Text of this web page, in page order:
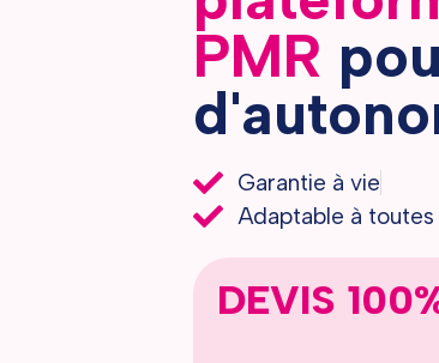
PMR
Garantie à vie
Adaptable à
DEVIS